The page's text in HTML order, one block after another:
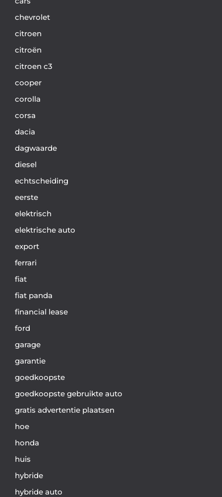
chevrolet
citroen
citroën
citroen c3
cooper
corolla
corsa
dacia
dagwaarde
diesel
echtscheiding
eerste
elektrisch
elektrische auto
export
ferrari
fiat
fiat panda
financial lease
ford
garage
garantie
goedkoopste
goedkoopste gebruikte auto
gratis advertentie plaatsen
hoe
honda
huis
hybride
hybride auto